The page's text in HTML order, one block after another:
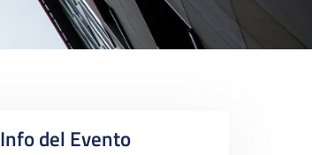
Info del Evento